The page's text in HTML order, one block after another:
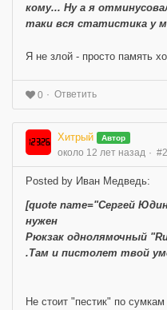
кому... Ну а я
таки вся статистика у
Я не злой - просто память
0 Ответить
Хитрый Автор
около 12 лет назад
Posted by Иван Медведь:
[quote name="Сергей
нужен
Рюкзак однолямочный
.Там и пистолет твой
Не стоит "пестик" по